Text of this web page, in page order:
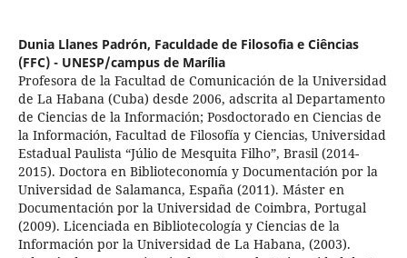
Dunia Llanes Padrón, Faculdade de Filosofia e Ciências
(FFC) - UNESP/campus de Marília
Profesora de la Facultad de Comunicación de la Universidad
de La Habana (Cuba) desde 2006, adscrita al Departamento
de Ciencias de la Información; Posdoctorado en Ciencias de
la Información, Facultad de Filosofía y Ciencias, Universidad
Estadual Paulista “Júlio de Mesquita Filho”, Brasil (2014-
2015). Doctora en Biblioteconomía y Documentación por la
Universidad de Salamanca, España (2011). Máster en
Documentación por la Universidad de Coimbra, Portugal
(2009). Licenciada en Bibliotecología y Ciencias de la
Información por la Universidad de La Habana, (2003).